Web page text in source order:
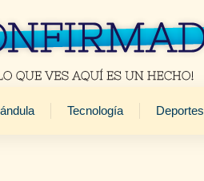
Tecnología Deportes